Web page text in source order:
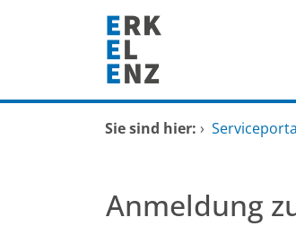
Zum Hauptinhalt springen
Startseite
Mitarbeitende A-Z
Sie sind hier: ›
Anmeldung